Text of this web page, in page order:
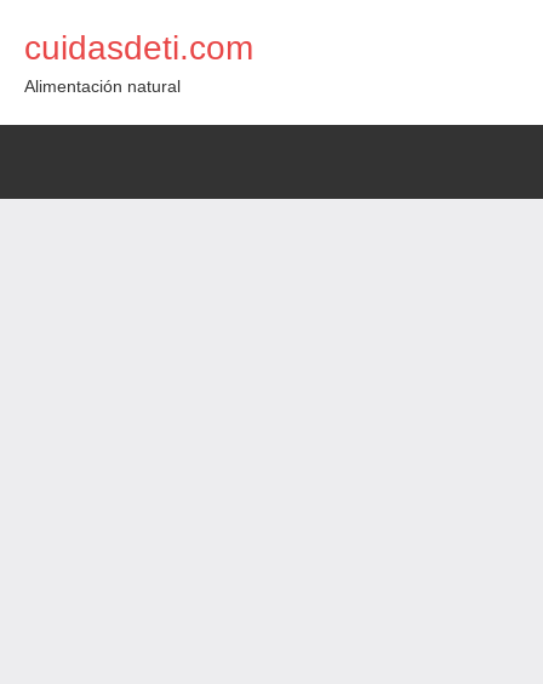
contenido
cuidasdeti.com
Alimentación natural